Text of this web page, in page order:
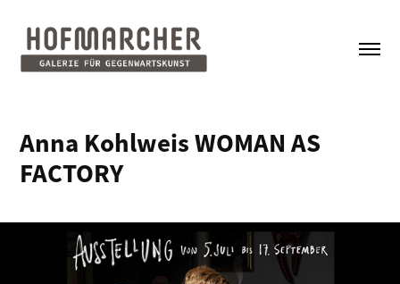
Anna Kohlweis WOMAN AS
FACTORY